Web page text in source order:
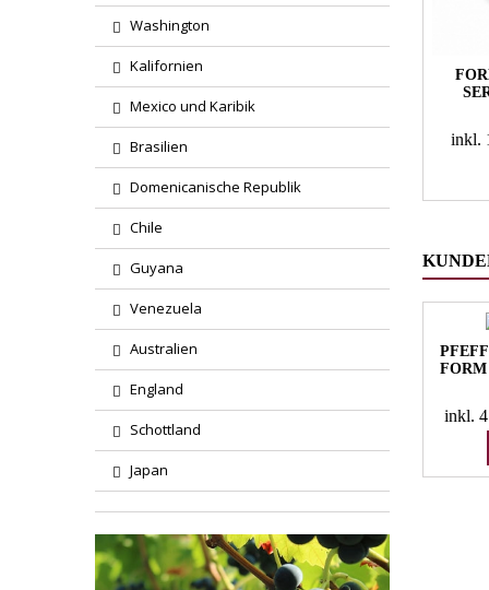
Washington
Kalifornien
Mexico und Karibik
Brasilien
Domenicanische Republik
Chile
Guyana
Venezuela
Australien
England
Schottland
Japan
inkl.
FORM
inkl.